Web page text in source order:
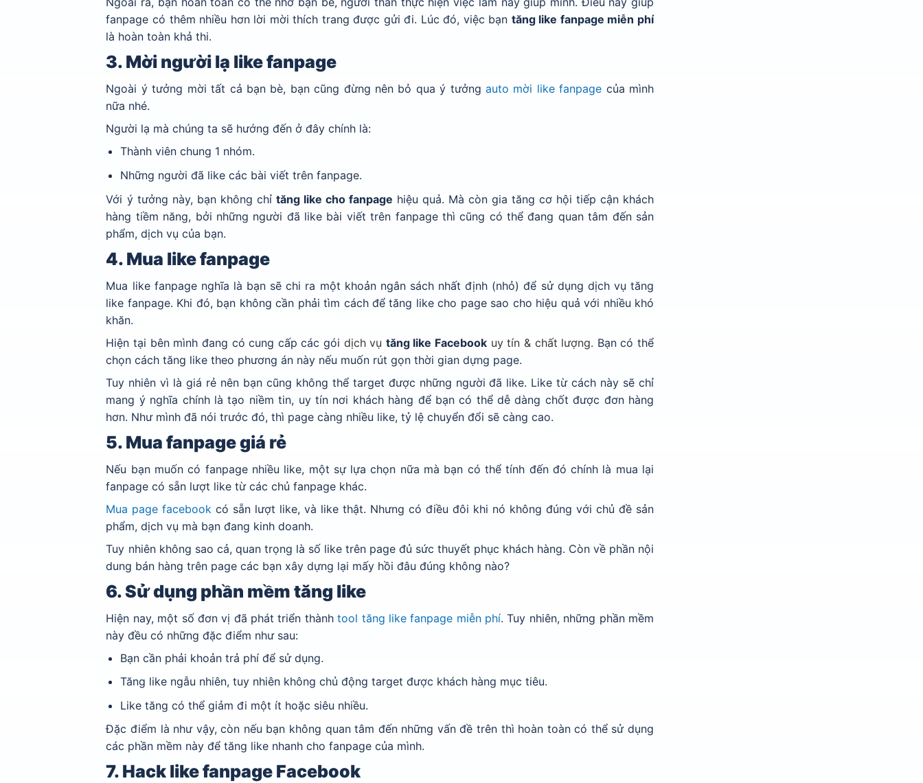
fanpage có thêm nhiều hơn lời mời thích trang được gửi đi. Lúc đó, việc bạn tăng like fanpage miễn phí
là hoàn toàn khả thi.
3. Mời người lạ like fanpage
Ngoài ý tưởng mời tất cả bạn bè, bạn cũng đừng nên bỏ qua ý tưởng auto mời like fanpage của mình
nữa nhé.
Người lạ mà chúng ta sẽ hướng đến ở đây chính là:
Thành viên chung 1 nhóm.
Những người đã like các bài viết trên fanpage.
Với ý tưởng này, bạn không chỉ tăng like cho fanpage hiệu quả. Mà còn gia tăng cơ hội tiếp cận khách
hàng tiềm năng, bởi những người đã like bài viết trên fanpage thì cũng có thể đang quan tâm đến sản
phẩm, dịch vụ của bạn.
4. Mua like fanpage
Mua like fanpage nghĩa là bạn sẽ chi ra một khoản ngân sách nhất định (nhỏ) để sử dụng dịch vụ tăng
like fanpage. Khi đó, bạn không cần phải tìm cách để tăng like cho page sao cho hiệu quả với nhiều khó
khăn.
Hiện tại bên mình đang có cung cấp các gói dịch vụ tăng like Facebook uy tín & chất lượng. Bạn có thể
chọn cách tăng like theo phương án này nếu muốn rút gọn thời gian dựng page.
Tuy nhiên vì là giá rẻ nên bạn cũng không thể target được những người đã like. Like từ cách này sẽ chỉ
mang ý nghĩa chính là tạo niềm tin, uy tín nơi khách hàng để bạn có thể dễ dàng chốt được đơn hàng
hơn. Như mình đã nói trước đó, thì page càng nhiều like, tỷ lệ chuyển đổi sẽ càng cao.
5. Mua fanpage giá rẻ
Nếu bạn muốn có fanpage nhiều like, một sự lựa chọn nữa mà bạn có thể tính đến đó chính là mua lại
fanpage có sẵn lượt like từ các chủ fanpage khác.
Mua page facebook có sẵn lượt like, và like thật. Nhưng có điều đôi khi nó không đúng với chủ đề sản
phẩm, dịch vụ mà bạn đang kinh doanh.
Tuy nhiên không sao cả, quan trọng là số like trên page đủ sức thuyết phục khách hàng. Còn về phần nội
dung bán hàng trên page các bạn xây dựng lại mấy hồi đâu đúng không nào?
6. Sử dụng phần mềm tăng like
Hiện nay, một số đơn vị đã phát triển thànhtool tăng like fanpage miễn phí. Tuy nhiên, những phần mềm
này đều có những đặc điểm như sau:
Bạn cần phải khoản trả phí để sử dụng.
Tăng like ngẫu nhiên, tuy nhiên không chủ động target được khách hàng mục tiêu.
Like tăng có thể giảm đi một ít hoặc siêu nhiều.
Đặc điểm là như vậy, còn nếu bạn không quan tâm đến những vấn đề trên thì hoàn toàn có thể sử dụng
các phần mềm này để tăng like nhanh cho fanpage của mình.
7. Hack like fanpage Facebook